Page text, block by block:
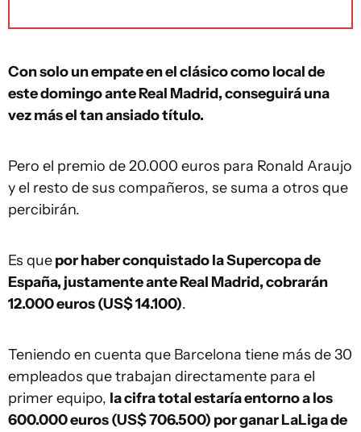
Con solo un empate en el clásico como local de
este domingo ante Real Madrid, conseguirá una
vez más el tan ansiado título.
Pero el premio de 20.000 euros para Ronald Araujo
y el resto de sus compañeros, se suma a otros que
percibirán.
Es quepor haber conquistado la Supercopa de
España, justamente ante Real Madrid, cobrarán
12.000 euros (US$ 14.100).
Teniendo en cuenta que Barcelona tiene más de 30
empleados que trabajan directamente para el
primer equipo, la cifra total estaría entorno a los
600.000 euros (US$ 706.500) por ganar LaLiga de